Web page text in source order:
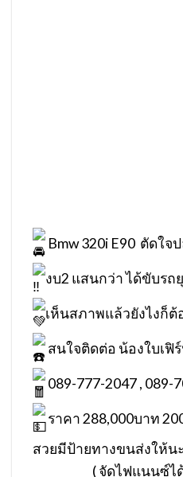
Bmw 320i E90 ตัดใจ
งบ2 แสนกว่า ได้ขับรถ
เห็นสภาพแล้วยังไงก็
สนใจติดต่อ น้องใบเฟิ
089-777-2047 , 089-
ราคา 288,000บาท
สวยมีป้ายทางขนส่งให้น
( จัดไฟแนนซ์ได้น